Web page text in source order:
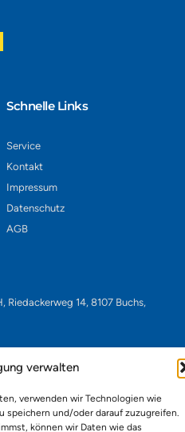
verwalten
verwenden wir Technologien wie
speichern und/oder darauf zuzugreifen.
können wir Daten wie das
Schnelle Links
Service
Kontakt
Impressum
Datenschutz
AGB
14, 8107 Buchs,
& Development byMadex IT
.